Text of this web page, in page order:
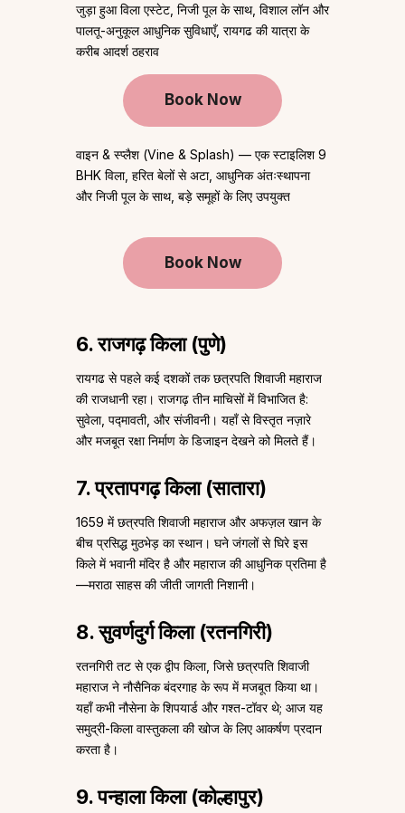
जुड़ा हुआ विला एस्टेट, निजी पूल के साथ, विशाल लॉन और
पालतू-अनुकूल आधुनिक सुविधाएँ, रायगढ की यात्रा के
करीब आदर्श ठहराव
Book Now
वाइन & स्प्लैश (Vine & Splash) — एक स्टाइलिश 9
BHK विला, हरित बेलों से अटा, आधुनिक अंतःस्थापना
और निजी पूल के साथ, बड़े समूहों के लिए उपयुक्त
Book Now
6. राजगढ़ किला (पुणे)
रायगढ से पहले कई दशकों तक छत्रपति शिवाजी महाराज
की राजधानी रहा। राजगढ़ तीन माचिसों में विभाजित है:
सुवेला, पद्मावती, और संजीवनी। यहाँ से विस्तृत नज़ारे
और मजबूत रक्षा निर्माण के डिजाइन देखने को मिलते हैं।
7. प्रतापगढ़ किला (सातारा)
1659 में छत्रपति शिवाजी महाराज और अफज़ल खान के
बीच प्रसिद्ध मुठभेड़ का स्थान। घने जंगलों से घिरे इस
किले में भवानी मंदिर है और महाराज की आधुनिक प्रतिमा है
—मराठा साहस की जीती जागती निशानी।
8. सुवर्णदुर्ग किला (रतनगिरी)
रतनगिरी तट से एक द्वीप किला, जिसे छत्रपति शिवाजी
महाराज ने नौसैनिक बंदरगाह के रूप में मजबूत किया था।
यहाँ कभी नौसेना के शिपयार्ड और गश्त-टॉवर थे; आज यह
समुद्री-किला वास्तुकला की खोज के लिए आकर्षण प्रदान
करता है।
9. पन्हाला किला (कोल्हापुर)